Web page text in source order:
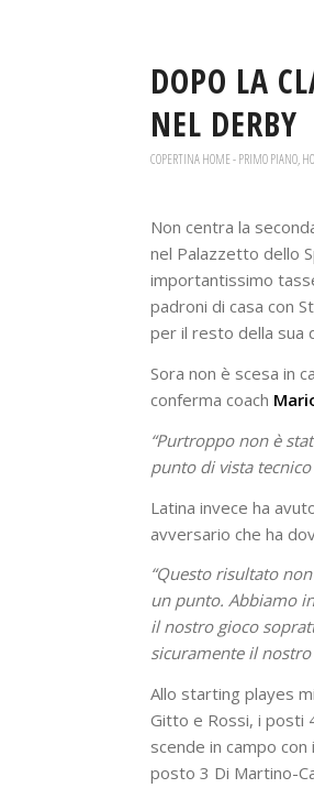
DOPO LA
NEL DERBY
COPERTINA HOME - PRIMO PIANO,
Non centra la
nel Palazzetto dello
importantissimo
padroni di casa con
per il resto della sua
Sora non è scesa in
conferma coach
“Purtroppo non è
punto di vista
Latina invece ha
avversario che ha
“Questo risultato
un punto. Abbiamo
il nostro gioco
sicuramente il nostro
Allo starting playes
Gitto e Rossi, i posti
scende in campo
posto 3 Di Martino-